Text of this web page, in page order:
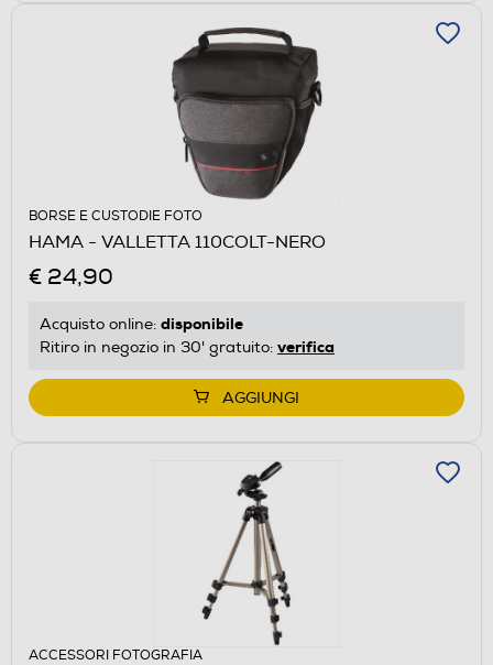
BORSE E CUSTODIE FOTO
HAMA - VALLETTA 110COLT-NERO
€ 24,90
Acquisto online: disponibile
Ritiro in negozio in 30' gratuito: verifica
AGGIUNGI
ACCESSORI FOTOGRAFIA